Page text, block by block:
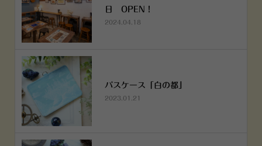
日 OPEN！
2024.04.18
パスケース「白の都」
2023.01.21